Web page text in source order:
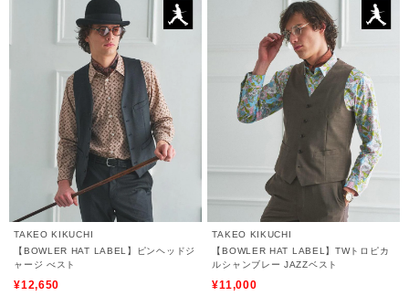
TAKEO KIKUCHI
【BOWLER HAT LABEL】ピンヘッドジ
ャージ べスト
¥12,650
TAKEO KIKUCHI
【BOWLER HAT LABEL】TWトロピカ
ルシャンブレー JAZZベスト
¥11,000